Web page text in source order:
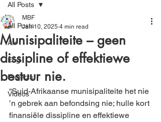
All Posts
Afr
Eng
Projects
Videos
All Posts
Munisipaliteite – geen
dissipline of effektiewe
bestuur nie.
MBF
Jan 10, 2025 4 min read
“Suid-Afrikaanse munisipaliteite het nie
’n gebrek aan befondsing nie; hulle kort
finansiële dissipline en effektiewe